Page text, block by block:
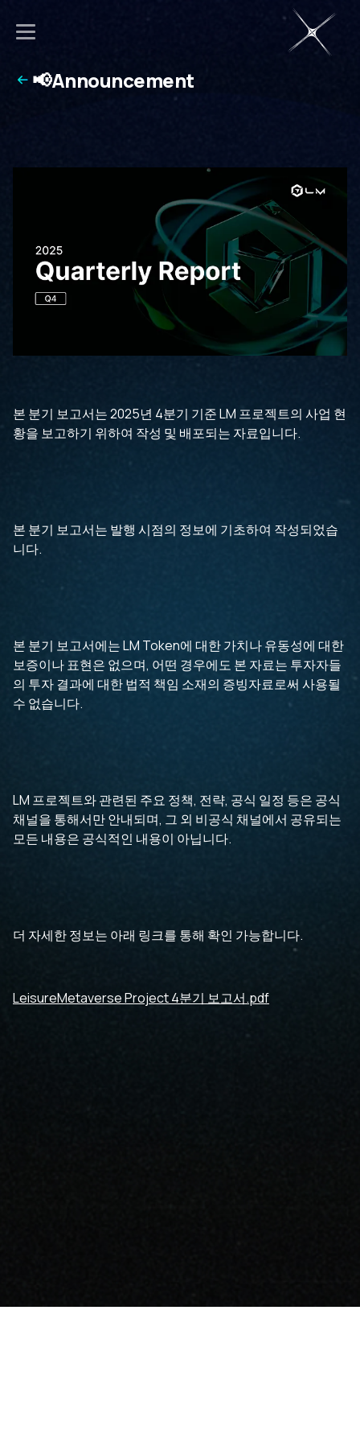
📢Announcement
본 분기 보고서는 2025년 4분기 기준 LM 프로젝트의 사업 현
황을 보고하기 위하여 작성 및 배포되는 자료입니다.
본 분기 보고서는 발행 시점의 정보에 기초하여 작성되었습
니다.
본 분기 보고서에는 LM Token에 대한 가치나 유동성에 대한
보증이나 표현은 없으며, 어떤 경우에도 본 자료는 투자자들
의 투자 결과에 대한 법적 책임 소재의 증빙자료로써 사용될
수 없습니다.
LM 프로젝트와 관련된 주요 정책, 전략, 공식 일정 등은 공식
채널을 통해서만 안내되며, 그 외 비공식 채널에서 공유되는
모든 내용은 공식적인 내용이 아닙니다.
더 자세한 정보는 아래 링크를 통해 확인 가능합니다.
LeisureMetaverse Project 4분기 보고서.pdf